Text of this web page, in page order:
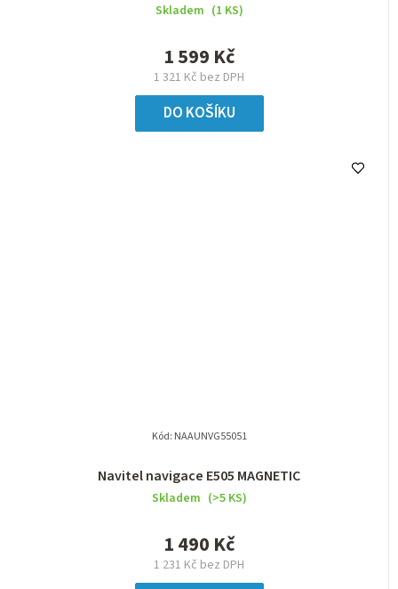
Skladem (1 KS)
1 321 Kč bez DPH
1 599 Kč
DO KOŠÍKU
Navitel navigace E505 MAGNETIC
Skladem (>5 KS)
1 231 Kč bez DPH
1 490 Kč
Kód: NAAUNVG55051